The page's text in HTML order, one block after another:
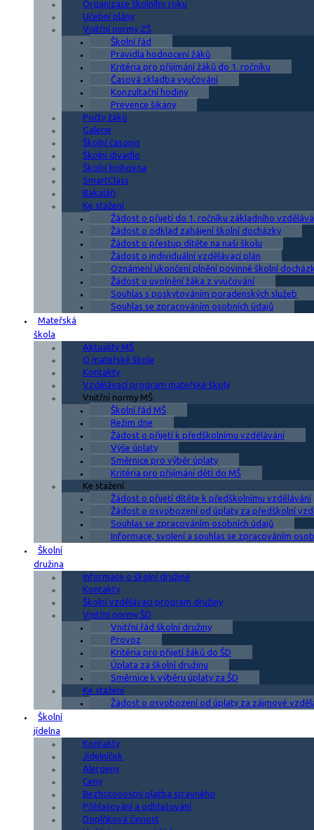
Organizace školního roku
Učební plány
Vnitřní normy ZŠ
Školní řád
Pravidla hodnocení žáků
Kritéria pro přijímání žáků do 1. ročníku
Časová skladba vyučování
Konzultační hodiny
Prevence šikany
Počty žáků
Galerie
Školní časopis
Školní divadlo
Školní knihovna
SmartClass
Bakaláři
Ke stažení
Žádost o přijetí do 1. ročníku základního
Žádost o odklad zahájení školní docházky
Žádost o přestup dítěte na naši školu
Žádost o individuální vzdělávací plán
Oznámení ukončení plnění povinné školní
Žádost o uvolnění žáka z vyučování
Souhlas s poskytováním poradenských služeb
Souhlas se zpracováním osobních údajů
Mateřská
škola
Aktuality MŠ
O mateřské škole
Kontakty
Vzdělávací program mateřské školy
Vnitřní normy MŠ
Školní řád MŠ
Režim dne
Žádost o přijetí k předškolnímu vzdělávání
Výše úplaty
Směrnice pro výběr úplaty
Kritéria pro přijímání dětí do MŠ
Ke stažení
Žádost o přijetí dítěte k předškolnímu vzdělávání
Žádost o osvobození od úplaty za předškolní
Souhlas se zpracováním osobních údajů
Informace, svolení a souhlas se zpracováním
Školní
družina
Informace o školní družině
Kontakty
Školní vzdělávací program družiny
Vnitřní normy ŠD
Vnitřní řád školní družiny
Provoz
Kritéria pro přijetí žáků do ŠD
Úplata za školní družinu
Směrnice k výběru úplaty za ŠD
Ke stažení
Žádost o osvobození od úplaty za zájmové
Školní
jídelna
Kontakty
Jídelníček
Alergeny
Ceny
Bezhotovostní platba stravného
Přihlašování a odhlašování
Doplňková činnost